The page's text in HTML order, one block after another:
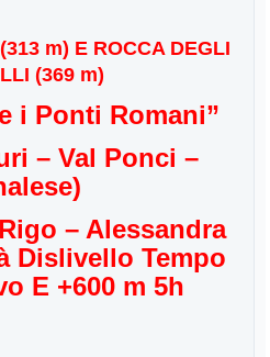
m) E ROCCA DEGLI
(369 m)
i Ponti Romani”
– Val Ponci –
– Alessandra
Dislivello Tempo
E +600 m 5h